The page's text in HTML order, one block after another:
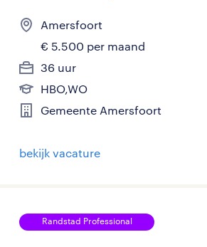
Amersfoort
€ 5.500 per maand
36 uur
HBO,WO
Gemeente Amersfoort
bekijk vacature
Randstad Professional